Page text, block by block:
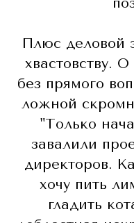
Плюс деловой
хвастовству.
без прямого
ложной
"Только
завалили
директоров.
хочу пить
гладить